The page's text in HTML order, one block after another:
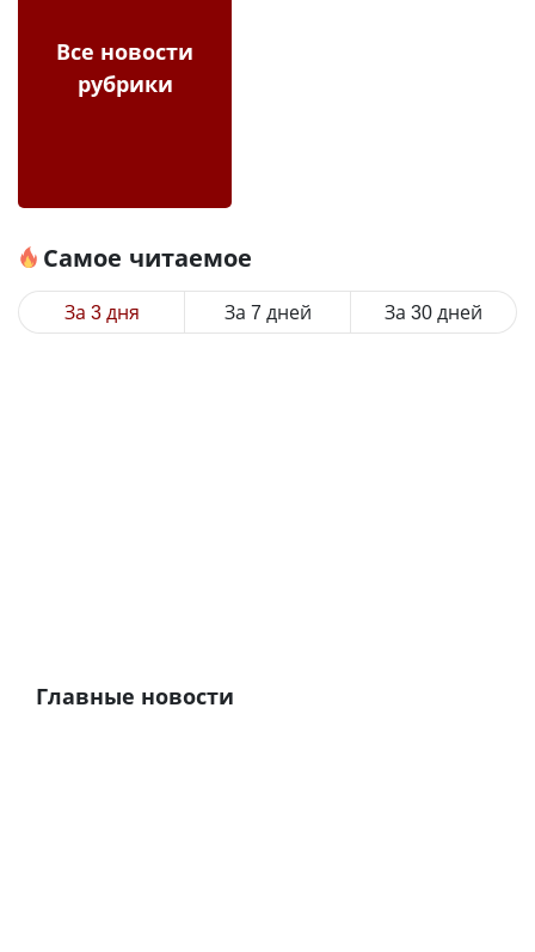
Все новости
рубрики
Самое читаемое
За 3 дня За 7 дней За 30 дней
Главные новости